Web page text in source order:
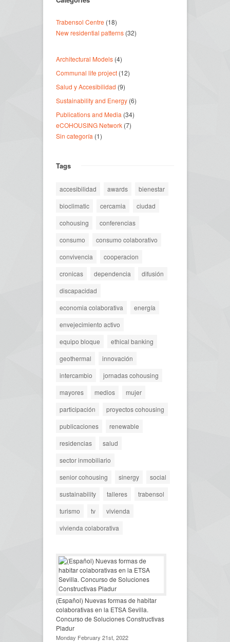
Trabensol Centre (18)
New residential patterns (32)
Architectural Models (4)
Communal life project (12)
Salud y Accesibilidad (9)
Sustainability and Energy (6)
Publications and Media (34)
eCOHOUSING Network (7)
Sin categoría (1)
Tags
accesibilidad awards
bienestar
bioclimatic
cercamia
ciudad
cohousing
conferencias
consumo
consumo colaborativo
convivencia
cooperacion
cronicas
dependencia
difusión
discapacidad
economia colaborativa
energía
envejecimiento activo
equipo bloque
ethical banking
geothermal
innovación
intercambio
jornadas cohousing
mayores
medios
mujer
participación
proyectos cohousing
publicaciones
renewable
residencias
salud
sector inmobiliario
senior cohousing
sinergy
social
sustainability
talleres
trabensol
turismo
tv
vivienda
vivienda colaborativa
(Español) Nuevas formas de habitar
colaborativas en la ETSA Sevilla.
Concurso de Soluciones Constructivas
Pladur
Monday February 21st, 2022